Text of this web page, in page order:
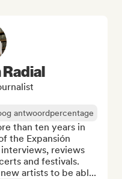
antwoordpercentage
than ten years in
the Expansión
reviews
and festivals.
artists to be abl...